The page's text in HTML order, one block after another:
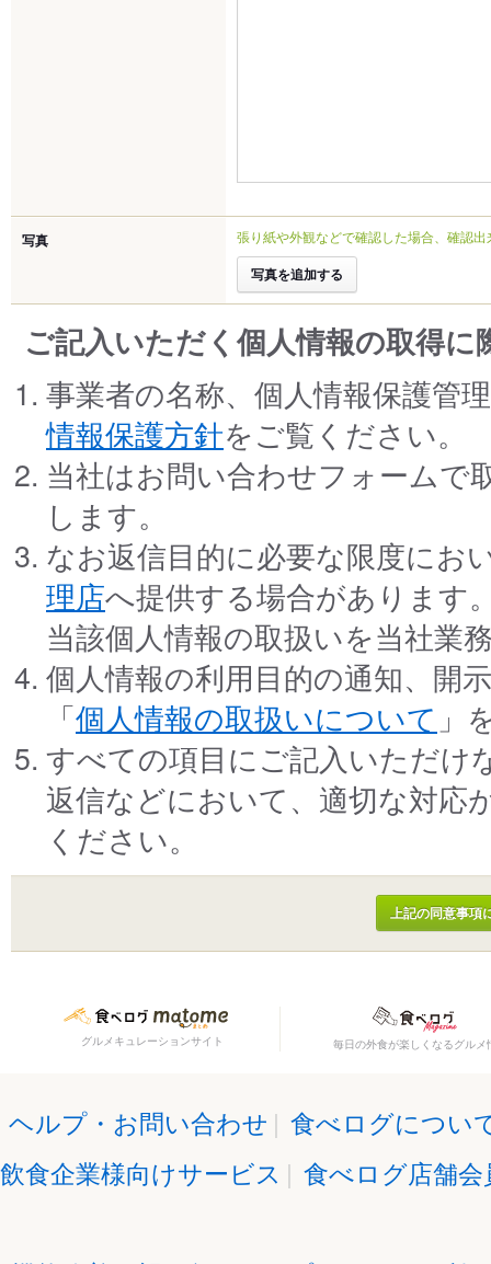
写真 張り紙や外観などで確認した場合、確認
ご記入いただく個人情報の取得に
事業者の名称、個人情報保護管
情報保護方針をご覧ください。
当社はお問い合わせフォームで
します。
なお返信目的に必要な限度にお
理店へ提供する場合があります
当該個人情報の取扱いを当社業
個人情報の利用目的の通知、開
「個人情報の取扱いについて 」
すべての項目にご記入いただけ
返信などにおいて、適切な対応
ください。
グルメキュレーションサイト 毎日の外食が楽しくなるグルメ
ヘルプ・お問い合わせ | 食べログについ
飲食企業様向けサービス | 食べログ店舗